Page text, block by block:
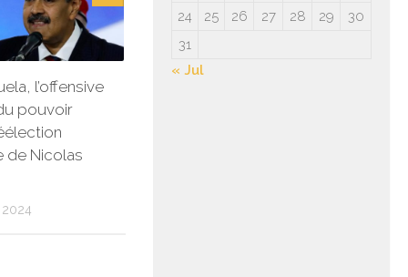
l’offensive
pouvoir
de Nicolas
2024
24
25 26 27 28 29
30
31
« Jul